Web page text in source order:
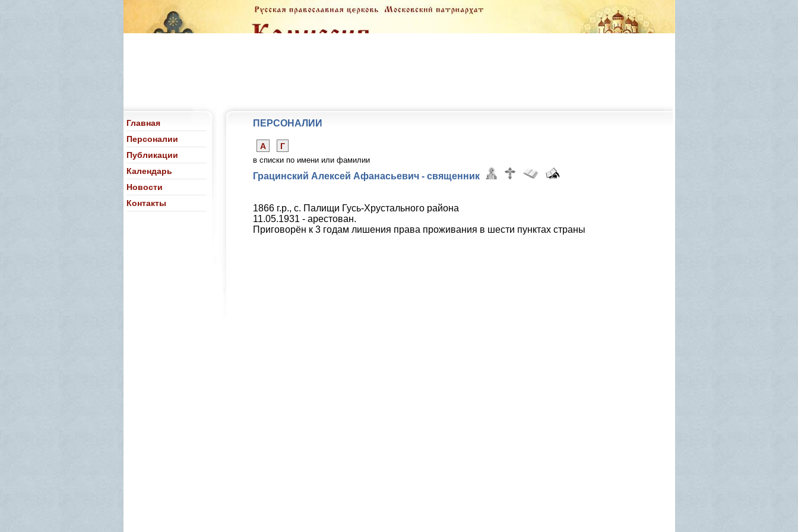
Главная
Персоналии
Публикации
Календарь
Новости
Контакты
ПЕРСОНАЛИИ
А Г
в списки по имени или фамилии
Грацинский Алексей Афанасьевич - священник
1866 г.р., с. Палищи Гусь-Хрустального района
11.05.1931 - арестован.
Приговорён к 3 годам лишения права проживания в шести пунктах страны